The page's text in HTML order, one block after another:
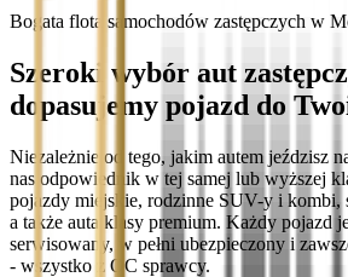
Bogata flota samochodów zastępczych w
Szeroki wybór aut
dopasujemy pojazd do
Niezależnie od tego, jakim autem jeździsz
nas odpowiednik w tej samej lub wyższej
pojazdy miejskie, rodzinne SUV-y i kombi,
a także auta klasy premium. Każdy pojazd
serwisowany, w pełni ubezpieczony i
- wszystko z OC sprawcy.